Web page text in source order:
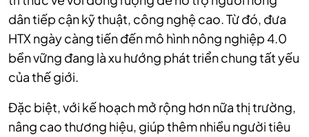
dân tiếp cận kỹ thuật, công nghệ cao. Từ đó, đưa
HTX ngày càng tiến đến mô hình nông nghiệp 4.0
bền vững đang là xu hướng phát triển chung tất yếu
của thế giới.
Đặc biệt, với kế hoạch mở rộng hơn nữa thị trường,
nâng cao thương hiệu, giúp thêm nhiều người tiêu